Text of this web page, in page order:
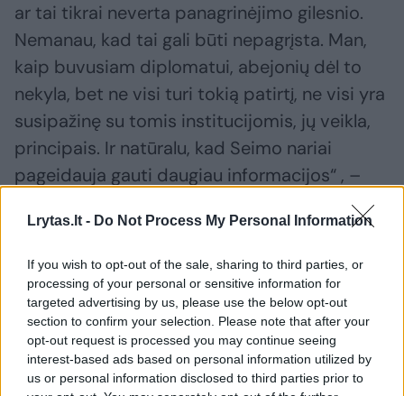
Lrytas.lt - Do Not Process My Personal Information
If you wish to opt-out of the sale, sharing to third parties, or
processing of your personal or sensitive information for
targeted advertising by us, please use the below opt-out
section to confirm your selection. Please note that after your
opt-out request is processed you may continue seeing
interest-based ads based on personal information utilized by
us or personal information disclosed to third parties prior to
ar tai tikrai neverta panagrinėjimo gilesnio.
Nemanau, kad tai gali būti nepagrįsta. Man,
kaip buvusiam diplomatui, abejonių dėl to
nekyla, bet ne visi turi tokią patirtį, ne visi yra
susipažinę su tomis institucijomis, jų veikla,
principais. Ir natūralu, kad Seimo nariai
pageidauja gauti daugiau informacijos“ , –
ELTA primena, kad abejonės dėl diplomato
tinkamumo tęsti pareigas kilo po to, kai
naujienų portalas delfi.lt paskelbė, jog, šaltinių
duomenimis, URM sulaukė skundų dėl galimo
E. Bajarūno mobingo ir piktnaudžiavimo